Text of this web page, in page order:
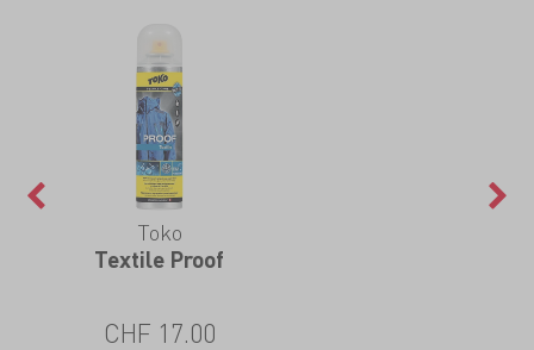
Toko
Textile Proof
CHF 17.00